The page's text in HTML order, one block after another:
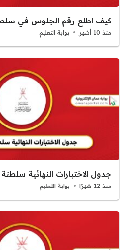
كيف اطلع رقم الجلوس في
منذ 10 أشهر بوابة التعليم
جدول الاختبارات النهائية سلطنة
منذ 12 شهرًا بوابة التعليم